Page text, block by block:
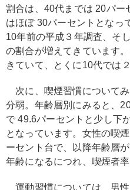
割合は、40代までは 20パー
はほぼ 30パーセントとなっ
10年前の平成３年調査、そ
の割合が増えてきています
きていて、とくに10代では
次に、喫煙習慣について
分弱。年齢層別にみると、
で 49.6パーセントと少し下
となっています。女性の喫
ーセント台で、以降年齢層
年齢になるにつれ、喫煙者
運動習慣については、男